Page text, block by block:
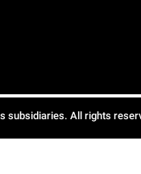
subsidiaries. All rights